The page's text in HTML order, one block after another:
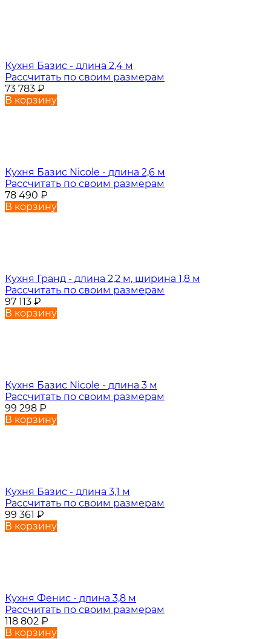
Кухня Базис - длина 2,4 м
Рассчитать по своим размерам
73 783 ₽
В корзину
Кухня Базис Nicole - длина 2,6 м
Рассчитать по своим размерам
78 490 ₽
В корзину
Кухня Гранд - длина 2,2 м, ширина 1,8 м
Рассчитать по своим размерам
97 113 ₽
В корзину
Кухня Базис Nicole - длина 3 м
Рассчитать по своим размерам
99 298 ₽
В корзину
Кухня Базис - длина 3,1 м
Рассчитать по своим размерам
99 361 ₽
В корзину
Кухня Фенис - длина 3,8 м
Рассчитать по своим размерам
118 802 ₽
В корзину